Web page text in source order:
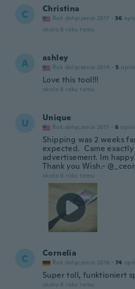
C Christina
Rok dołączenia 2017 · 36
około 8 roku temu
A ashley
Rok dołączenia 2014 · 5
Love this tool!!!
około 8 roku temu
U Unique
Rok dołączenia 2017 · 6
Shipping was 2 weeks
expected. Came exactly
advertisement. Im
Thank you Wish.-
około 8 roku temu
C Cornelia
Rok dołączenia 2016 · 74
Super toll, funktioniert
około 8 roku temu